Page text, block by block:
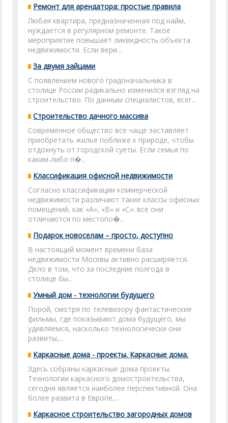
Ремонт для арендатора: простые правила
Любая квартира, предназначенная под найм,
нуждается в регулярном ремонте. Такое
мероприятие повышает ликвидность объекта
недвижимости. Если вери...
За двумя зайцами
С появлением нового градоначальника в
столице России радикально изменился взгляд на
строительство. По данным специалистов, всег...
Строительство дачного массива
Современное общество все чаще заставляет
приобретать жилье поближе к природе, чтобы
отдохнуть от городской суеты. Если семья по
каким-либо п�...
Классификация офисной недвижимости
Согласно классификации коммерческой
недвижимости различают такие классы офисных
помещений, как «А», «В» и «С»: все они
отличаются по местопо�...
Подарок новоселам – просто, доступно
В настоящий момент времени база
недвижимости Москвы активно расширяется.
Дело в том, что за последние полгода в
столице бы...
Умный дом - технологии будущего
Порой, смотря по телевизору фантастические
фильмы, где показывают дома будущего, мы
удивляемся, насколько технологически они
развиты,...
Каркасные дома - проекты. Каркасные дома.
Здесь собраны каркасные дома проекты.
Технологии каркасного домостроительства,
сегодня является наиболее перспективной. Она
более развита в Европе,...
Каркасное строительство загородных домов